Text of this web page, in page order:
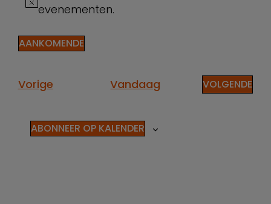
Bericht
evenementen.
AANKOMENDE
Selecteer
datum.
VorigeEvenementenVandaag VOLGENDE
ABONNEER OP KALENDER